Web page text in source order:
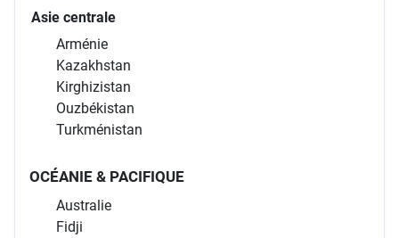
Asie centrale
Arménie
Kazakhstan
Kirghizistan
Ouzbékistan
Turkménistan
OCÉANIE & PACIFIQUE
Australie
Fidji